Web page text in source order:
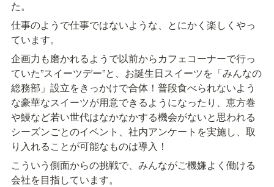
た。
仕事のようで仕事ではないような、とにかく楽しくやっ
ています。
企画力も磨かれるようで以前からカフェコーナーで行っ
ていた”スイーツデー”と、お誕生日スイーツを「みんなの
総務部」設立をきっかけで合体！普段食べられないよう
な豪華なスイーツが用意できるようになったり、恵方巻
や鰻など若い世代はなかなかする機会がないと思われる
シーズンごとのイベント、社内アンケートを実施し、取
り入れることが可能なものは導入！
こういう側面からの挑戦で、みんながご機嫌よく働ける
会社を目指しています。